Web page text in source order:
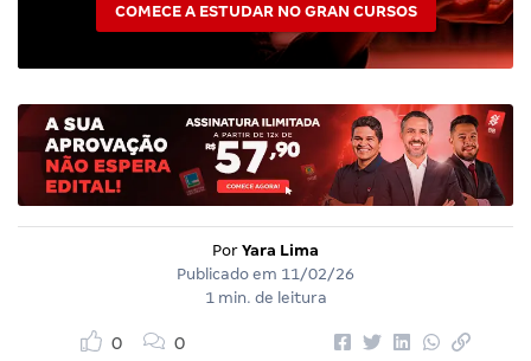
COMECE A ESTUDAR NO GRAN CURSOS
Por Yara Lima
Publicado em 11/02/26
1 min. de leitura
0 0